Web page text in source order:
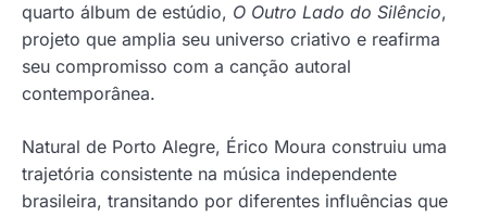
quarto álbum de estúdio, O Outro Lado do Silêncio,
projeto que amplia seu universo criativo e reafirma
seu compromisso com a canção autoral
contemporânea.
Natural de Porto Alegre, Érico Moura construiu uma
trajetória consistente na música independente
brasileira, transitando por diferentes influências que